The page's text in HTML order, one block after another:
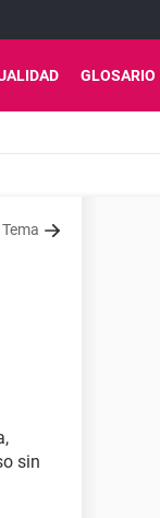
GLOSARIO
sin